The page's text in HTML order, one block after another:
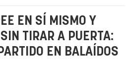
EN SÍ MISMO Y
TIRAR A PUERTA:
EN BALAÍDOS